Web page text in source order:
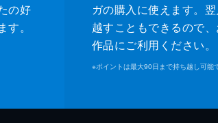
の好
。
ガの購入に使えます。
越すこともできるので
作品にご利用ください。
※ポイントは最大90日まで持ち越し可能